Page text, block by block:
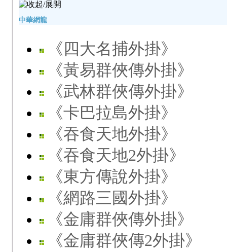
中華網龍
《四大名捕外掛》
《黃易群俠傳外掛》
《武林群俠傳外掛》
《卡巴拉島外掛》
《吞食天地外掛》
《吞食天地2外掛》
《東方傳說外掛》
《網路三國外掛》
《金庸群俠傳外掛》
《金庸群俠傳2外掛》